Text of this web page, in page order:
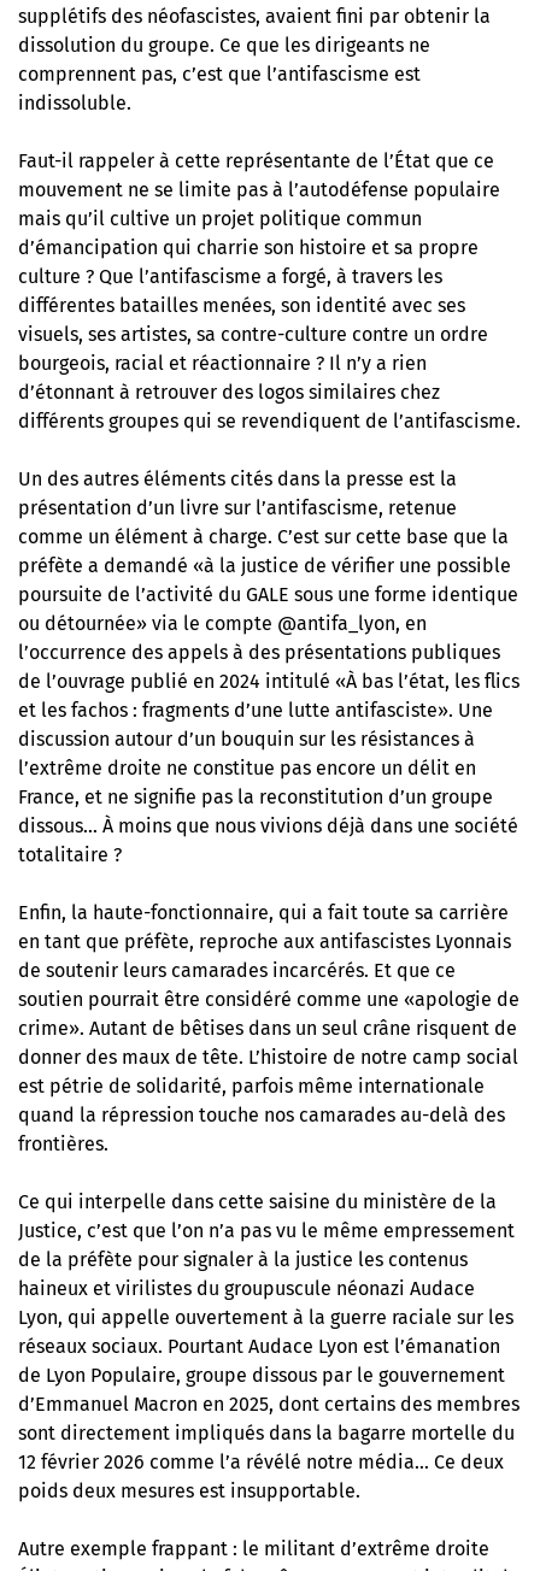
supplétifs des néofascistes, avaient fini par obtenir la
dissolution du groupe. Ce que les dirigeants ne
comprennent pas, c’est que l’antifascisme est
indissoluble.
Faut-il rappeler à cette représentante de l’État que ce
mouvement ne se limite pas à l’autodéfense populaire
mais qu’il cultive un projet politique commun
d’émancipation qui charrie son histoire et sa propre
culture ? Que l’antifascisme a forgé, à travers les
différentes batailles menées, son identité avec ses
visuels, ses artistes, sa contre-culture contre un ordre
bourgeois, racial et réactionnaire ? Il n’y a rien
d’étonnant à retrouver des logos similaires chez
différents groupes qui se revendiquent de l’antifascisme.
Un des autres éléments cités dans la presse est la
présentation d’un livre sur l’antifascisme, retenue
comme un élément à charge. C’est sur cette base que la
préfète a demandé «à la justice de vérifier une possible
poursuite de l’activité du GALE sous une forme identique
ou détournée» via le compte @antifa_lyon, en
l’occurrence des appels à des présentations publiques
de l’ouvrage publié en 2024 intitulé «À bas l’état, les flics
et les fachos : fragments d’une lutte antifasciste». Une
discussion autour d’un bouquin sur les résistances à
l’extrême droite ne constitue pas encore un délit en
France, et ne signifie pas la reconstitution d’un groupe
dissous… À moins que nous vivions déjà dans une société
totalitaire ?
Enfin, la haute-fonctionnaire, qui a fait toute sa carrière
en tant que préfète, reproche aux antifascistes Lyonnais
de soutenir leurs camarades incarcérés. Et que ce
soutien pourrait être considéré comme une «apologie de
crime». Autant de bêtises dans un seul crâne risquent de
donner des maux de tête. L’histoire de notre camp social
est pétrie de solidarité, parfois même internationale
quand la répression touche nos camarades au-delà des
frontières.
Ce qui interpelle dans cette saisine du ministère de la
Justice, c’est que l’on n’a pas vu le même empressement
de la préfète pour signaler à la justice les contenus
haineux et virilistes du groupuscule néonazi Audace
Lyon, qui appelle ouvertement à la guerre raciale sur les
réseaux sociaux. Pourtant Audace Lyon est l’émanation
de Lyon Populaire, groupe dissous par le gouvernement
d’Emmanuel Macron en 2025, dont certains des membres
sont directement impliqués dans la bagarre mortelle du
12 février 2026 comme l’a révélé notre média… Ce deux
poids deux mesures est insupportable.
Autre exemple frappant : le militant d’extrême droite